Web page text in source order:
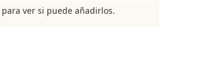
para ver si puede añadirlos.